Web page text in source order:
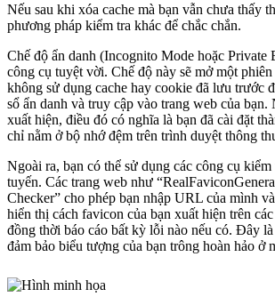
Nếu sau khi xóa cache mà bạn vẫn chưa thấy
phương pháp kiểm tra khác để chắc chắn.
Chế độ ẩn danh (Incognito Mode hoặc Private
công cụ tuyệt vời. Chế độ này sẽ mở một
không sử dụng cache hay cookie đã lưu trước
sổ ẩn danh và truy cập vào trang web của
xuất hiện, điều đó có nghĩa là bạn đã cài đặt
chỉ nằm ở bộ nhớ đệm trên trình duyệt thông
Ngoài ra, bạn có thể sử dụng các công cụ
tuyến. Các trang web như
Checker” cho phép bạn nhập URL của mình
hiển thị cách favicon của bạn xuất hiện trên
đồng thời báo cáo bất kỳ lỗi nào nếu có. Đây
đảm bảo biểu tượng của bạn trông hoàn hảo ở